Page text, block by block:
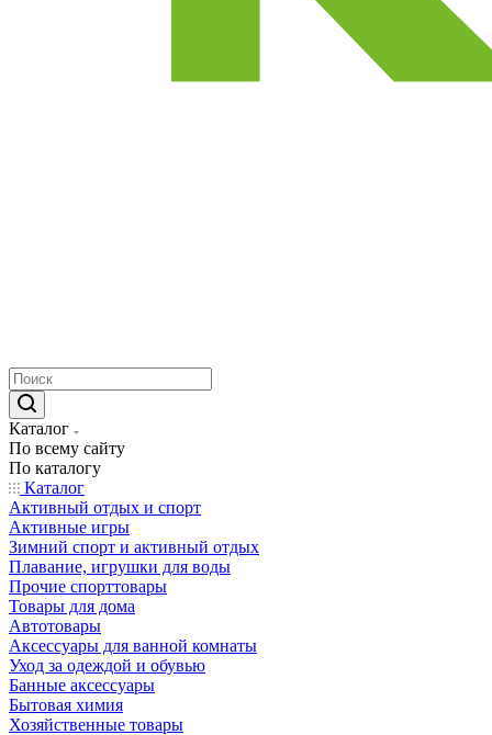
Каталог
По всему сайту
По каталогу
Каталог
Активный отдых и спорт
Активные игры
Зимний спорт и активный отдых
Плавание, игрушки для воды
Прочие спорттовары
Товары для дома
Автотовары
Аксессуары для ванной комнаты
Уход за одеждой и обувью
Банные аксессуары
Бытовая химия
Хозяйственные товары